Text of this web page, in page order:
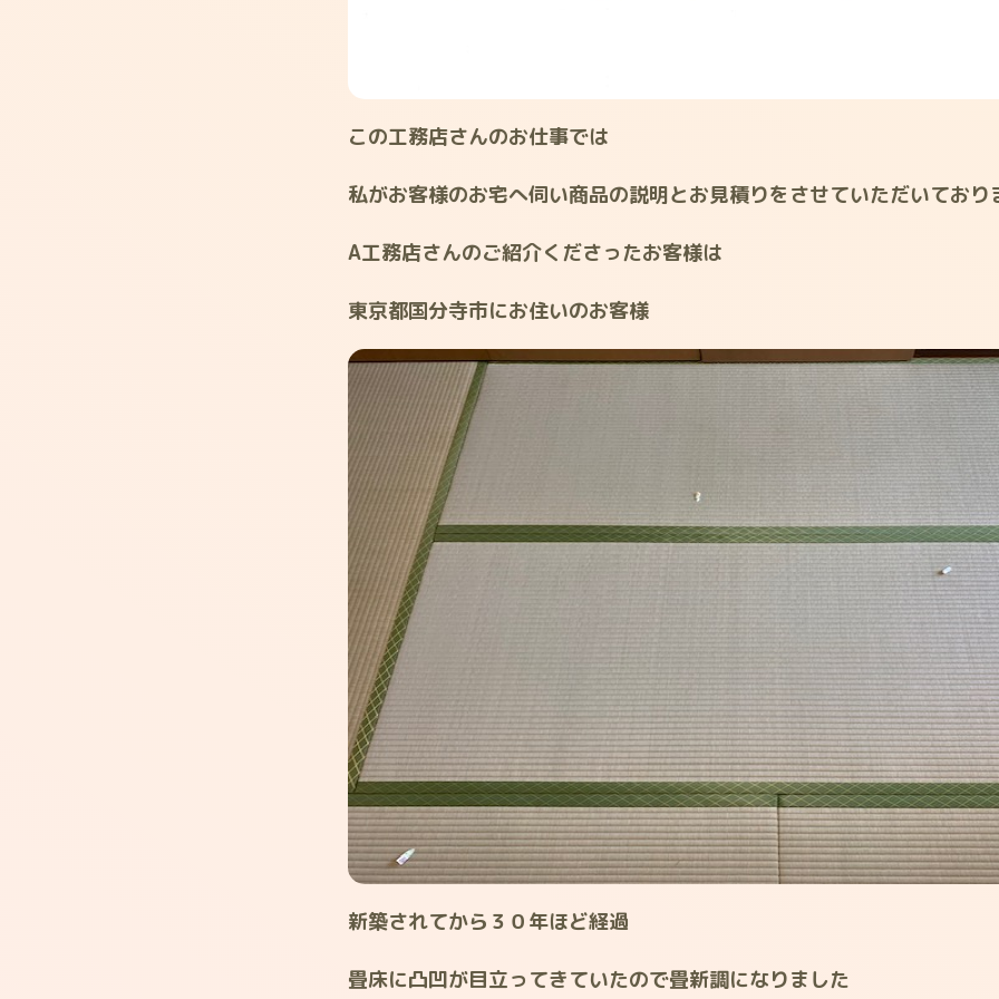
この工務店さんのお仕事では
私がお客様のお宅へ伺い商品の説明とお見積りをさせていただいており
A工務店さんのご紹介くださったお客様は
東京都国分寺市にお住いのお客様
新築されてから３０年ほど経過
畳床に凸凹が目立ってきていたので畳新調になりました